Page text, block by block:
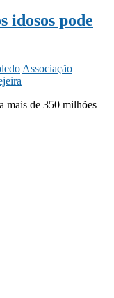
idosos pode
Associação
mais de 350 milhões